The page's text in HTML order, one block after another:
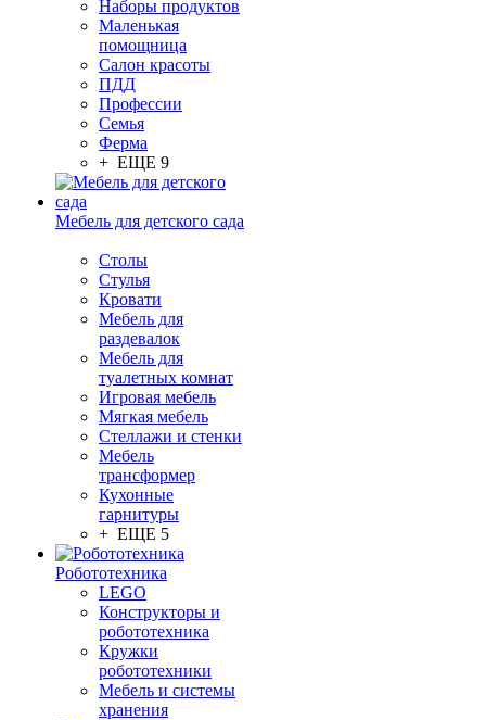
Наборы продуктов
Маленькая
помощница
Салон красоты
ПДД
Профессии
Семья
Ферма
+ ЕЩЕ 9
Мебель для детского сада
Столы
Cтулья
Кровати
Мебель для
раздевалок
Мебель для
туалетных комнат
Игровая мебель
Мягкая мебель
Стеллажи и стенки
Мебель
трансформер
Кухонные
гарнитуры
+ ЕЩЕ 5
Робототехника
LEGO
Конструкторы и
робототехника
Кружки
робототехники
Мебель и системы
хранения